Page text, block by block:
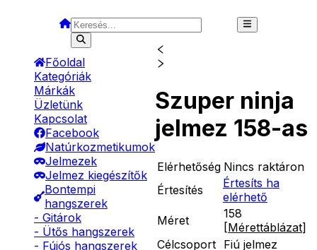
Főoldal
Kategóriák
Márkák
Üzletünk
Kapcsolat
Facebook
Natúrkozmetikumok
Jelmezek
Jelmez kiegészítők
Bontempi
hangszerek
- Gitárok
- Ütős hangszerek
- Fújós hangszerek
Szuper ninja
jelmez 158-as
Elérhetőség Nincs raktáron
Értesítés
Értesíts ha
elérhető
Méret
158
[Mérettáblázat]
Célcsoport Fiú jelmez